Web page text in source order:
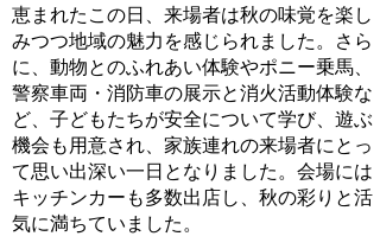
恵まれたこの日、来場者は秋の味覚を楽し
みつつ地域の魅力を感じられました。さら
に、動物とのふれあい体験やポニー乗馬、
警察車両・消防車の展示と消火活動体験な
ど、子どもたちが安全について学び、遊ぶ
機会も用意され、家族連れの来場者にとっ
て思い出深い一日となりました。会場には
キッチンカーも多数出店し、秋の彩りと活
気に満ちていました。